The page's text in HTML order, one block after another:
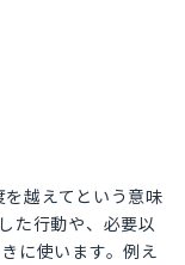
越えてという意味
た行動や、必要以
に使います。例え